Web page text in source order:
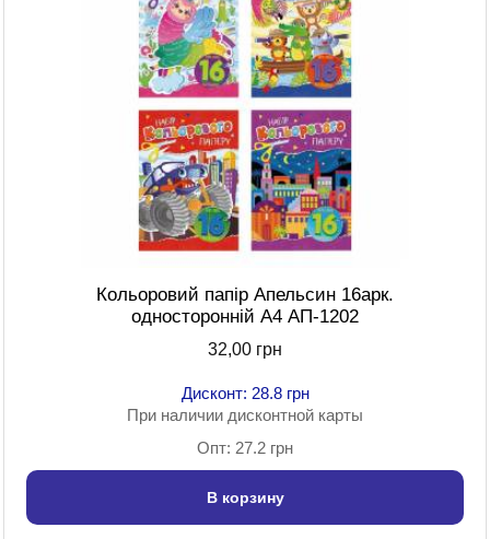
Кольоровий папір Апельсин 16арк.
односторонній А4 АП-1202
32,00 грн
Дисконт: 28.8 грн
При наличии дисконтной карты
Опт: 27.2 грн
В корзину